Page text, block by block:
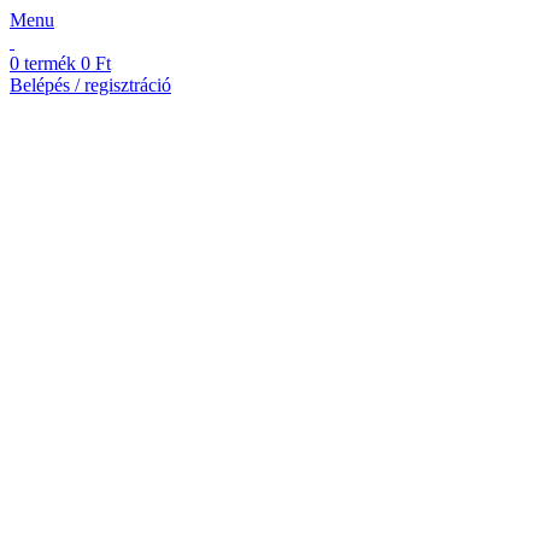
Menu
0 termék 0 Ft
Belépés / regisztráció